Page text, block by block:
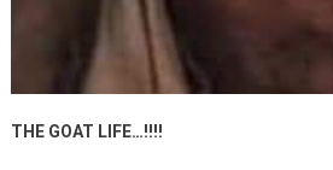
THE GOAT LIFE…!!!!